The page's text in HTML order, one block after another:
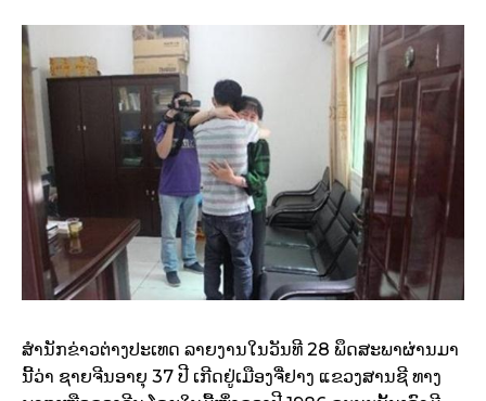
ສຳນັກຂ່າວຕ່າງປະເທດ ລາຍງານໃນວັນທີ 28 ພຶດສະພາຜ່ານມາ
ນີ້ວ່າ ຊາຍຈີນອາຍຸ 37 ປີ ເກີດຢູ່ເມືອງຈື່ຢາງ ແຂວງສານຊີ ທາງ